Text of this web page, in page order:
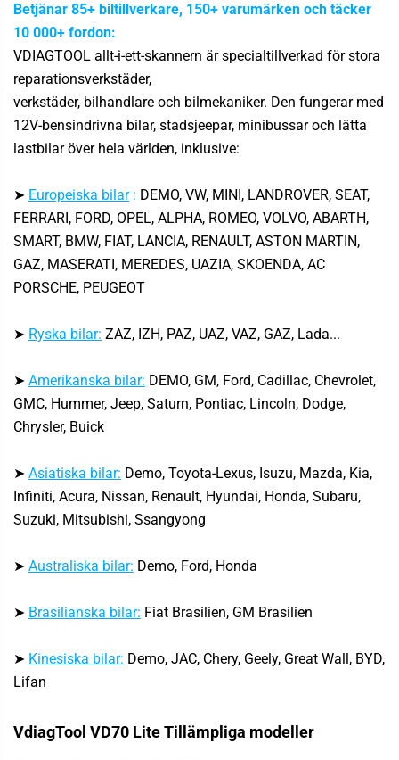
Betjänar 85+ biltillverkare, 150+ varumärken och täcker
10 000+ fordon:
VDIAGTOOL allt-i-ett-skannern är specialtillverkad för stora
reparationsverkstäder,
verkstäder, bilhandlare och bilmekaniker. Den fungerar med
12V-bensindrivna bilar, stadsjeepar, minibussar och lätta
lastbilar över hela världen, inklusive:
➤ Europeiska bilar: DEMO, VW, MINI, LANDROVER, SEAT,
FERRARI, FORD, OPEL, ALPHA, ROMEO, VOLVO, ABARTH,
SMART, BMW, FIAT, LANCIA, RENAULT, ASTON MARTIN,
GAZ, MASERATI, MEREDES, UAZIA, SKOENDA, AC
PORSCHE, PEUGEOT
➤ Ryska bilar: ZAZ, IZH, PAZ, UAZ, VAZ, GAZ, Lada...
➤ Amerikanska bilar: DEMO, GM, Ford, Cadillac, Chevrolet,
GMC, Hummer, Jeep, Saturn, Pontiac, Lincoln, Dodge,
Chrysler, Buick
➤ Asiatiska bilar: Demo, Toyota-Lexus, Isuzu, Mazda, Kia,
Infiniti, Acura, Nissan, Renault, Hyundai, Honda, Subaru,
Suzuki, Mitsubishi, Ssangyong
➤ Australiska bilar: Demo, Ford, Honda
➤ Brasilianska bilar: Fiat Brasilien, GM Brasilien
➤ Kinesiska bilar: Demo, JAC, Chery, Geely, Great Wall, BYD,
Lifan
VdiagTool VD70 Lite Tillämpliga modeller